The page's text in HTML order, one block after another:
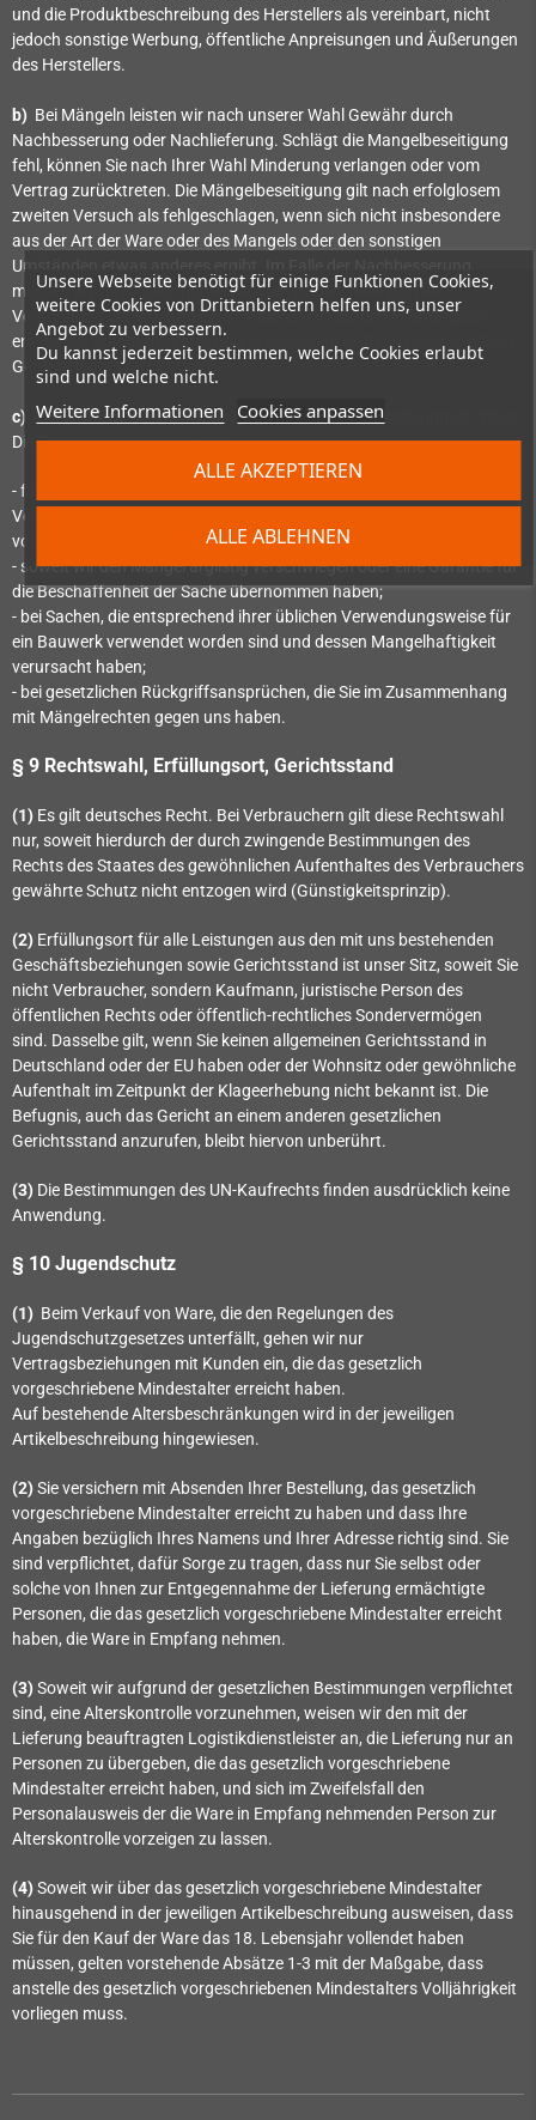
Unsere Webseite benötigt für einige Funktionen Cookies,
weitere Cookies von Drittanbietern helfen uns, unser
Angebot zu verbessern.
Du kannst jederzeit bestimmen, welche Cookies erlaubt
sind und welche nicht.
Weitere Informationen Cookies anpassen
ALLE ABLEHNEN
ALLE AKZEPTIEREN
und die Produktbeschreibung des Herstellers als vereinbart, nicht
jedoch sonstige Werbung, öffentliche Anpreisungen und Äußerungen
des Herstellers.
b) Bei Mängeln leisten wir nach unserer Wahl Gewähr durch
Nachbesserung oder Nachlieferung. Schlägt die Mangelbeseitigung
fehl, können Sie nach Ihrer Wahl Minderung verlangen oder vom
Vertrag zurücktreten. Die Mängelbeseitigung gilt nach erfolglosem
zweiten Versuch als fehlgeschlagen, wenn sich nicht insbesondere
aus der Art der Ware oder des Mangels oder den sonstigen
Umständen etwas anderes ergibt. Im Falle der Nachbesserung
müssen wir nicht die erhöhten Kosten tragen, die durch die
Verbringung der Ware an einen anderen Ort als den Erfüllungsort
entstehen, sofern die Verbringung nicht dem bestimmungsgemäßen
Gebrauch der Ware entspricht.
c)
Die Gewährleistungsfrist beträgt ein Jahr ab Ablieferung der Ware.
Die Fristverkürzung gilt nicht:
- für uns zurechenbare schuldhaft verursachte Schäden aus der
Verletzung des Lebens, des Körpers oder der Gesundheit und bei
vorsätzlich oder grob fahrlässig verursachten sonstigen Schäden;
- soweit wir den Mangel arglistig verschwiegen oder eine Garantie für
die Beschaffenheit der Sache übernommen haben;
- bei Sachen, die entsprechend ihrer üblichen Verwendungsweise für
ein Bauwerk verwendet worden sind und dessen Mangelhaftigkeit
verursacht haben;
- bei gesetzlichen Rückgriffsansprüchen, die Sie im Zusammenhang
mit Mängelrechten gegen uns haben.
§ 9 Rechtswahl, Erfüllungsort, Gerichtsstand
(1) Es gilt deutsches Recht. Bei Verbrauchern gilt diese Rechtswahl
nur, soweit hierdurch der durch zwingende Bestimmungen des
Rechts des Staates des gewöhnlichen Aufenthaltes des Verbrauchers
gewährte Schutz nicht entzogen wird (Günstigkeitsprinzip).
(2) Erfüllungsort für alle Leistungen aus den mit uns bestehenden
Geschäftsbeziehungen sowie Gerichtsstand ist unser Sitz, soweit Sie
nicht Verbraucher, sondern Kaufmann, juristische Person des
öffentlichen Rechts oder öffentlich-rechtliches Sondervermögen
sind. Dasselbe gilt, wenn Sie keinen allgemeinen Gerichtsstand in
Deutschland oder der EU haben oder der Wohnsitz oder gewöhnliche
Aufenthalt im Zeitpunkt der Klageerhebung nicht bekannt ist. Die
Befugnis, auch das Gericht an einem anderen gesetzlichen
Gerichtsstand anzurufen, bleibt hiervon unberührt.
(3) Die Bestimmungen des UN-Kaufrechts finden ausdrücklich keine
Anwendung.
§ 10 Jugendschutz
(1) Beim Verkauf von Ware, die den Regelungen des
Jugendschutzgesetzes unterfällt, gehen wir nur
Vertragsbeziehungen mit Kunden ein, die das gesetzlich
vorgeschriebene Mindestalter erreicht haben.
Auf bestehende Altersbeschränkungen wird in der jeweiligen
Artikelbeschreibung hingewiesen.
(2) Sie versichern mit Absenden Ihrer Bestellung, das gesetzlich
vorgeschriebene Mindestalter erreicht zu haben und dass Ihre
Angaben bezüglich Ihres Namens und Ihrer Adresse richtig sind. Sie
sind verpflichtet, dafür Sorge zu tragen, dass nur Sie selbst oder
solche von Ihnen zur Entgegennahme der Lieferung ermächtigte
Personen, die das gesetzlich vorgeschriebene Mindestalter erreicht
haben, die Ware in Empfang nehmen.
(3) Soweit wir aufgrund der gesetzlichen Bestimmungen verpflichtet
sind, eine Alterskontrolle vorzunehmen, weisen wir den mit der
Lieferung beauftragten Logistikdienstleister an, die Lieferung nur an
Personen zu übergeben, die das gesetzlich vorgeschriebene
Mindestalter erreicht haben, und sich im Zweifelsfall den
Personalausweis der die Ware in Empfang nehmenden Person zur
Alterskontrolle vorzeigen zu lassen.
(4) Soweit wir über das gesetzlich vorgeschriebene Mindestalter
hinausgehend in der jeweiligen Artikelbeschreibung ausweisen, dass
Sie für den Kauf der Ware das 18. Lebensjahr vollendet haben
müssen, gelten vorstehende Absätze 1-3 mit der Maßgabe, dass
anstelle des gesetzlich vorgeschriebenen Mindestalters Volljährigkeit
vorliegen muss.